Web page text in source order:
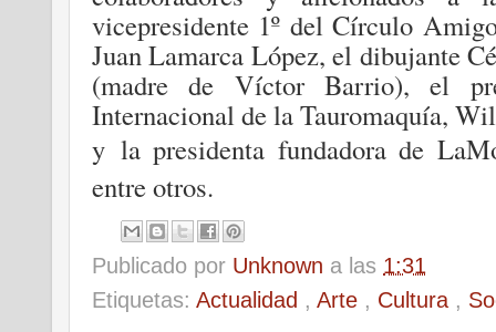
vicepresidente 1º del Círculo
Juan Lamarca López, el dibujante
(madre de Víctor Barrio), el
Internacional de la Tauromaquía,
y la presidenta fundadora de
entre otros.
Publicado por Unknown a las 1:31
Etiquetas: Actualidad , Arte , Cultura ,